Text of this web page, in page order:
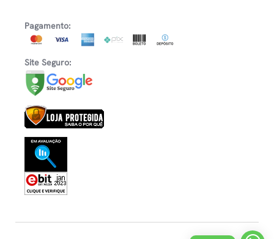
Pagamento:
Site Seguro: